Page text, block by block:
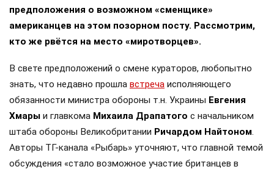
предположения о возможном «сменщике»
американцев на этом позорном посту. Рассмотрим,
кто же рвётся на место «миротворцев».
В свете предположений о смене кураторов, любопытно
знать, что недавно прошла встреча исполняющего
обязанности министра обороны т.н. Украины Евгения
Хмары и главкома Михаила Драпатого с начальником
штаба обороны Великобритании Ричардом Найтоном.
Авторы ТГ-канала «Рыбарь» уточняют, что главной темой
обсуждения «стало возможное участие британцев в